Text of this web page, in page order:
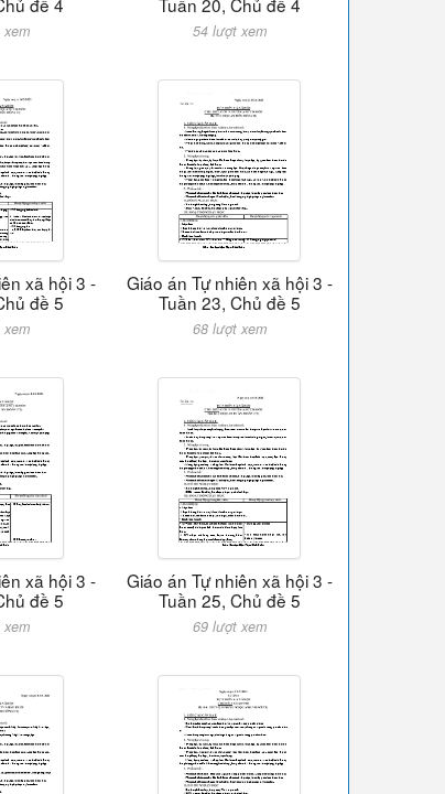
54 lượt xem
xã hội 3 -
đề 5
Giáo án Tự nhiên xã hội 3 -
Tuần 23, Chủ đề 5
68 lượt xem
xã hội 3 -
đề 5
Giáo án Tự nhiên xã hội 3 -
Tuần 25, Chủ đề 5
69 lượt xem